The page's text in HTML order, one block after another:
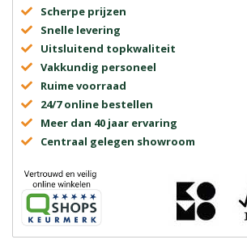
Scherpe prijzen
Snelle levering
Uitsluitend topkwaliteit
Vakkundig personeel
Ruime voorraad
24/7 online bestellen
Meer dan 40 jaar ervaring
Centraal gelegen showroom